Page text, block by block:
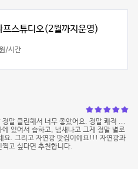
프스튜디오(2월까지운영)
/시간
말 클린해서 너무 좋았어요. 정말 쾌적 ...
있어서 습하고, 냄새나고 그게 정말 별로
요. 그리고 자연광 맛집이에요!!! 자연광과
고 싶다면 추천합니다.